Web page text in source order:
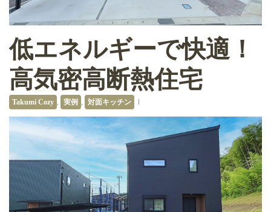
低エネルギーで快適！
高気密高断熱住宅
Takumi Cozy 実例 対面キッチン